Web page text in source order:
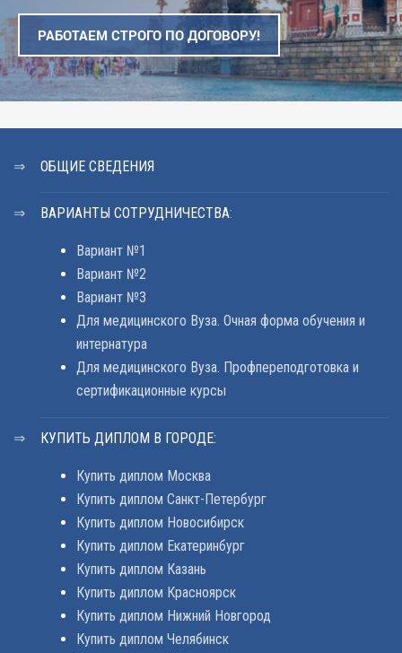
РАБОТАЕМ СТРОГО ПО ДОГОВОРУ!
ОБЩИЕ СВЕДЕНИЯ
ВАРИАНТЫ СОТРУДНИЧЕСТВА:
Вариант №1
Вариант №2
Вариант №3
Для медицинского Вуза. Очная форма обучения и
интернатура
Для медицинского Вуза. Профпереподготовка и
сертификационные курсы
КУПИТЬ ДИПЛОМ В ГОРОДЕ:
Купить диплом Москва
Купить диплом Санкт-Петербург
Купить диплом Новосибирск
Купить диплом Екатеринбург
Купить диплом Казань
Купить диплом Красноярск
Купить диплом Нижний Новгород
Купить диплом Челябинск